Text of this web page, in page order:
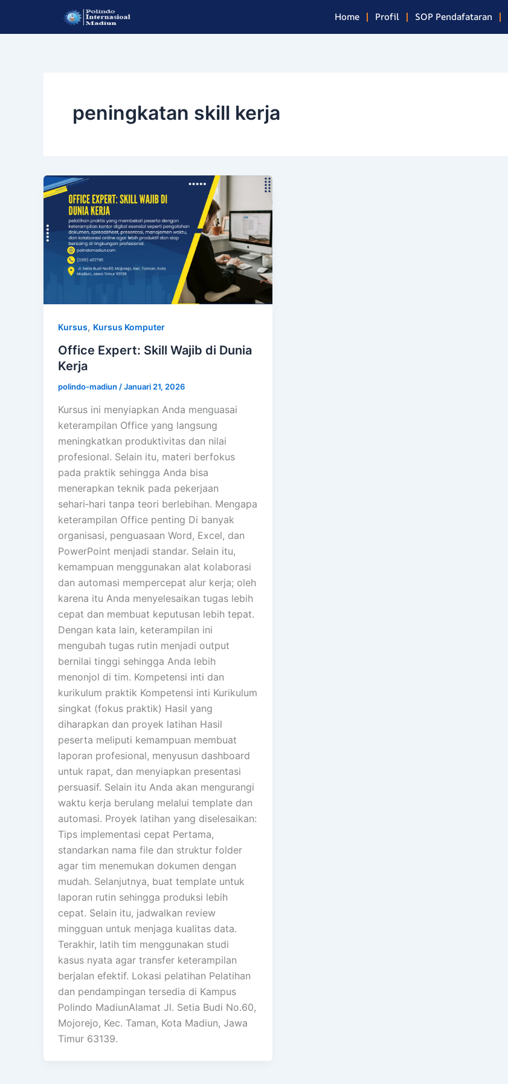
Home Profil SOP Pendafataran
peningkatan skill kerja
Kursus, Kursus Komputer
Office Expert: Skill Wajib di Dunia
Kerja
polindo-madiun /Januari 21, 2026
Kursus ini menyiapkan Anda menguasai
keterampilan Office yang langsung
meningkatkan produktivitas dan nilai
profesional. Selain itu, materi berfokus
pada praktik sehingga Anda bisa
menerapkan teknik pada pekerjaan
sehari‑hari tanpa teori berlebihan. Mengapa
keterampilan Office penting Di banyak
organisasi, penguasaan Word, Excel, dan
PowerPoint menjadi standar. Selain itu,
kemampuan menggunakan alat kolaborasi
dan automasi mempercepat alur kerja; oleh
karena itu Anda menyelesaikan tugas lebih
cepat dan membuat keputusan lebih tepat.
Dengan kata lain, keterampilan ini
mengubah tugas rutin menjadi output
bernilai tinggi sehingga Anda lebih
menonjol di tim. Kompetensi inti dan
kurikulum praktik Kompetensi inti Kurikulum
singkat (fokus praktik) Hasil yang
diharapkan dan proyek latihan Hasil
peserta meliputi kemampuan membuat
laporan profesional, menyusun dashboard
untuk rapat, dan menyiapkan presentasi
persuasif. Selain itu Anda akan mengurangi
waktu kerja berulang melalui template dan
automasi. Proyek latihan yang diselesaikan:
Tips implementasi cepat Pertama,
standarkan nama file dan struktur folder
agar tim menemukan dokumen dengan
mudah. Selanjutnya, buat template untuk
laporan rutin sehingga produksi lebih
cepat. Selain itu, jadwalkan review
mingguan untuk menjaga kualitas data.
Terakhir, latih tim menggunakan studi
kasus nyata agar transfer keterampilan
berjalan efektif. Lokasi pelatihan Pelatihan
dan pendampingan tersedia di Kampus
Polindo MadiunAlamat Jl. Setia Budi No.60,
Mojorejo, Kec. Taman, Kota Madiun, Jawa
Timur 63139.